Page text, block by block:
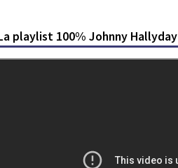
playlist 100% Johnny Hallyday